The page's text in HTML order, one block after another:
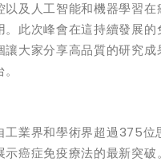
以及人工智能和機器學習在
。此次峰會在這持續發展
讓大家分享高品質的研究
工業界和學術界超過375位
示癌症免疫療法的最新突破